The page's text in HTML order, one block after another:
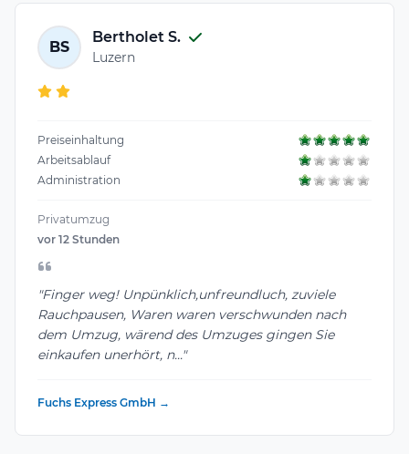
BS
Bertholet S.
Luzern
Preiseinhaltung
Arbeitsablauf
Administration
Privatumzug
vor 12 Stunden
"Finger weg! Unpünklich,unfreundluch, zuviele
Rauchpausen, Waren waren verschwunden nach
dem Umzug, wärend des Umzuges gingen Sie
einkaufen unerhört, n..."
Fuchs Express GmbH →